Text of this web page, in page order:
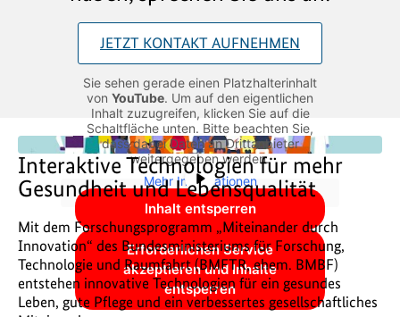
JETZT KONTAKT AUFNEHMEN
Sie sehen gerade einen Platzhalterinhalt
von YouTube. Um auf den eigentlichen
Inhalt zuzugreifen, klicken Sie auf die
Schaltfläche unten. Bitte beachten Sie,
dass dabei Daten an Drittanbieter
weitergegeben werden.
Mehr Informationen
Inhalt entsperren
Erforderlichen Service
akzeptieren und Inhalte
entsperren
Interaktive Technologien für mehr
Gesundheit und Lebensqualität
Mit dem Forschungsprogramm „Miteinander durch
Innovation“ des Bundesministeriums für Forschung,
Technologie und Raumfahrt (BMFTR, ehem. BMBF)
entstehen innovative Technologien für ein gesundes
Leben, gute Pflege und ein verbessertes gesellschaftliches